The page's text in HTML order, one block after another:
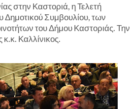
στην Καστοριά, η Τελετή
Συμβουλίου, των
του Δήμου Καστοριάς. Την
Καλλίνικος.